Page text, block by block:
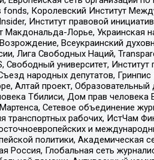
Королевский Институт
Институт правовой
Макдональда-Лорье,
Всеукраинский
Лига Свободных Наций,
университет, Институт
народных депутатов,
Алтай проект,
Тбилиси, Дом прав
Сетевое объединение
рабочих, ИстЧам
и
политики, Академическая
Глобальная сеть